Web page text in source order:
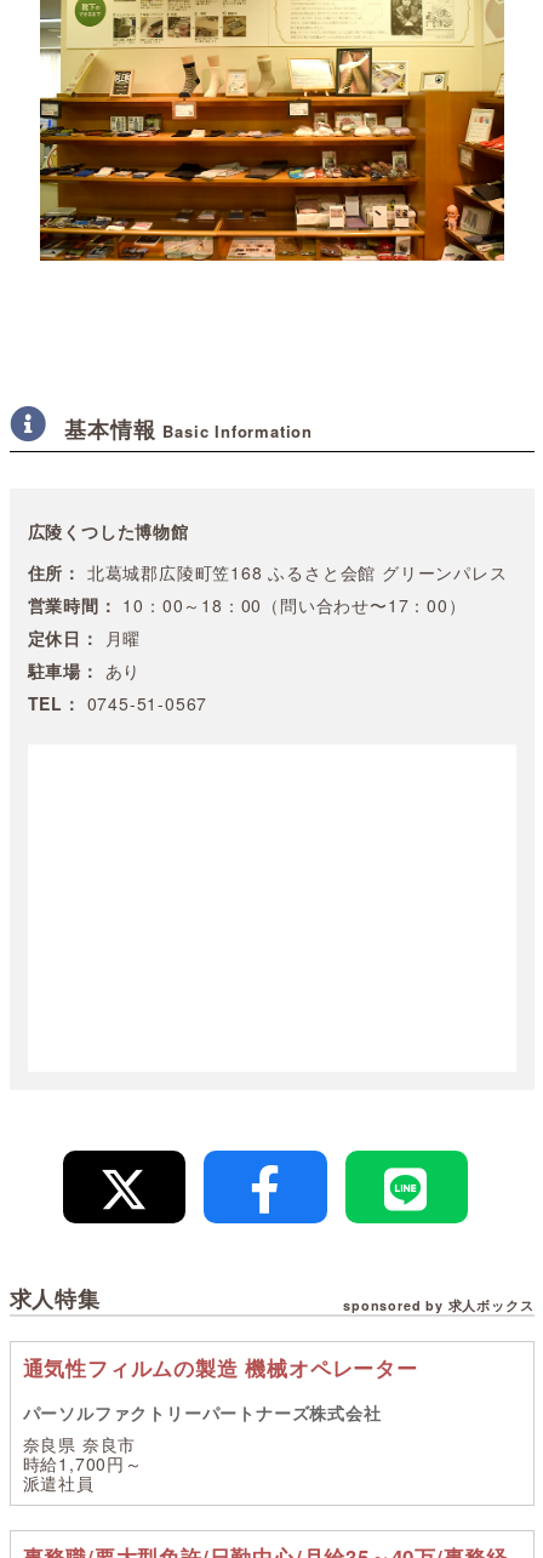
基本情報 Basic Information
広陵くつした博物館
住所： 北葛城郡広陵町笠168 ふるさと会館 グリーンパレス
営業時間： 10：00～18：00（問い合わせ〜17：00）
定休日：
月曜
駐車場： あり
TEL： 0745-51-0567
求人特集 sponsored by 求人ボックス
通気性フィルムの製造 機械オペレーター
パーソルファクトリーパートナーズ株式会社
奈良県 奈良市
時給1,700円～
派遣社員